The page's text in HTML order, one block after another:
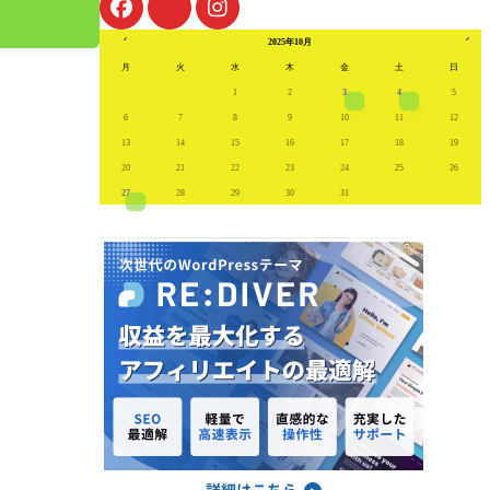
2025年10月
月 火 水 木 金 土 日
1 2 3 4 5
6 7 8 9 10 11 12
13 14 15 16 17 18 19
20 21 22 23 24 25 26
27 28 29 30 31